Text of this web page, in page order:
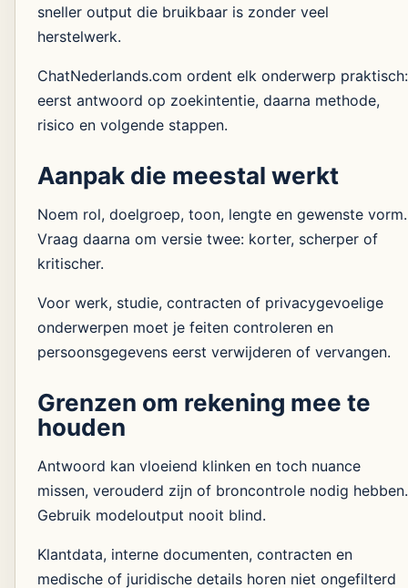
sneller output die bruikbaar is zonder veel
herstelwerk.
ChatNederlands.com ordent elk onderwerp praktisch:
eerst antwoord op zoekintentie, daarna methode,
risico en volgende stappen.
Aanpak die meestal werkt
Noem rol, doelgroep, toon, lengte en gewenste vorm.
Vraag daarna om versie twee: korter, scherper of
kritischer.
Voor werk, studie, contracten of privacygevoelige
onderwerpen moet je feiten controleren en
persoonsgegevens eerst verwijderen of vervangen.
Grenzen om rekening mee te
houden
Antwoord kan vloeiend klinken en toch nuance
missen, verouderd zijn of broncontrole nodig hebben.
Gebruik modeloutput nooit blind.
Klantdata, interne documenten, contracten en
medische of juridische details horen niet ongefilterd